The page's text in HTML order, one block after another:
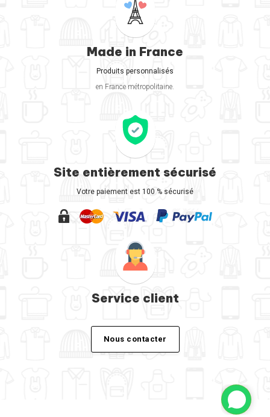
Made in France
Produits personnalisés
en France métropolitaine.
Site entièrement sécurisé
Votre paiement est 100 % sécurisé
Service client
Nous contacter